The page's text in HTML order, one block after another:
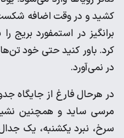
کشید و در وقت اضافه
برانگیز در استمفورد
کرد. باور کنید حتی خود
در نمی‌آورد.
در هرحال فارغ از جایگاه
مرسی ساید و همچنین
سرخ، نبرد یکشنبه، یک